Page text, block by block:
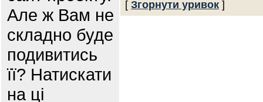
Але ж Вам не
складно буде
подивитись
її? Натискати
на ці
[ Згорнути уривок ]